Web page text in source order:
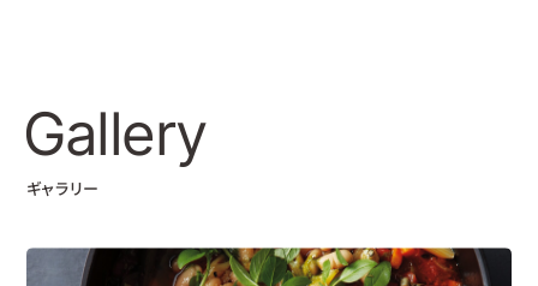
Gallery
ギャラリー